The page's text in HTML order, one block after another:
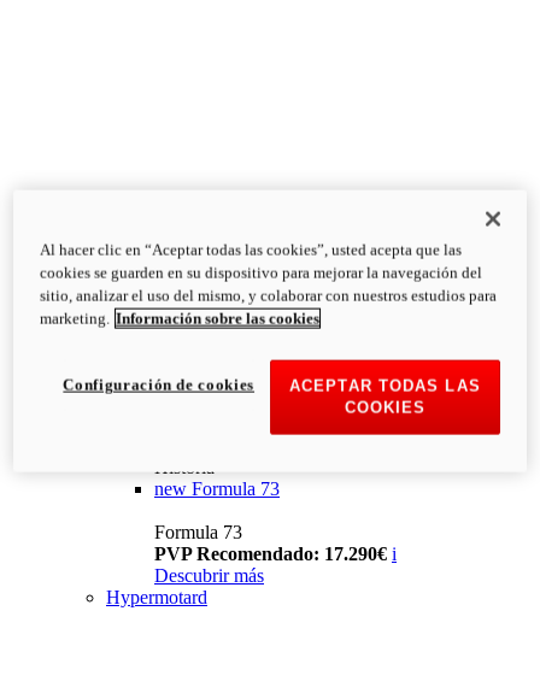
Historia
new Formula 73
Formula 73
PVP Recomendado: 17.290€ i
Descubrir más
Hypermotard
Al hacer clic en “Aceptar todas las cookies”, usted acepta que las
cookies se guarden en su dispositivo para mejorar la navegación del
sitio, analizar el uso del mismo, y colaborar con nuestros estudios para
marketing. Información sobre las cookies
ACEPTAR TODAS LAS
COOKIES
Configuración de cookies